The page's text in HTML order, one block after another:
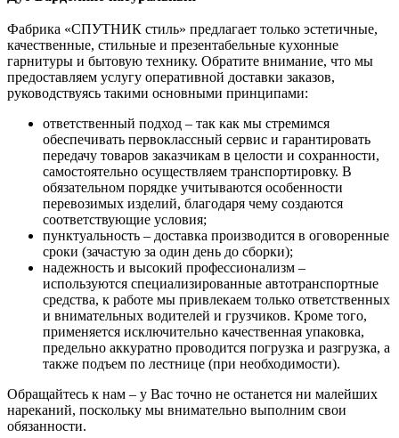
Фабрика «СПУТНИК стиль» предлагает только эстетичные,
качественные, стильные и презентабельные кухонные
гарнитуры и бытовую технику. Обратите внимание, что мы
предоставляем услугу оперативной доставки заказов,
руководствуясь такими основными принципами:
ответственный подход – так как мы стремимся
обеспечивать первоклассный сервис и гарантировать
передачу товаров заказчикам в целости и сохранности,
самостоятельно осуществляем транспортировку. В
обязательном порядке учитываются особенности
перевозимых изделий, благодаря чему создаются
соответствующие условия;
пунктуальность – доставка производится в оговоренные
сроки (зачастую за один день до сборки);
надежность и высокий профессионализм –
используются специализированные автотранспортные
средства, к работе мы привлекаем только ответственных
и внимательных водителей и грузчиков. Кроме того,
применяется исключительно качественная упаковка,
предельно аккуратно проводится погрузка и разгрузка, а
также подъем по лестнице (при необходимости).
Обращайтесь к нам – у Вас точно не останется ни малейших
нареканий, поскольку мы внимательно выполним свои
обязанности.